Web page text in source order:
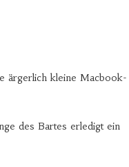
ärgerlich kleine Macbook-
des Bartes erledigt ein